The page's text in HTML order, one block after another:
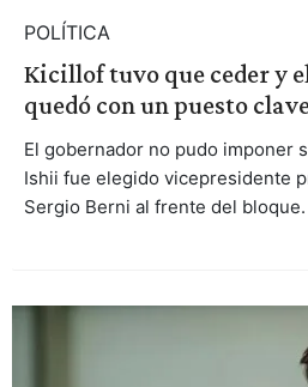
POLÍTICA
Kicillof tuvo que ceder y
quedó con un puesto
El gobernador no pudo imponer
Ishii fue elegido vicepresidente
Sergio Berni al frente del bloque.